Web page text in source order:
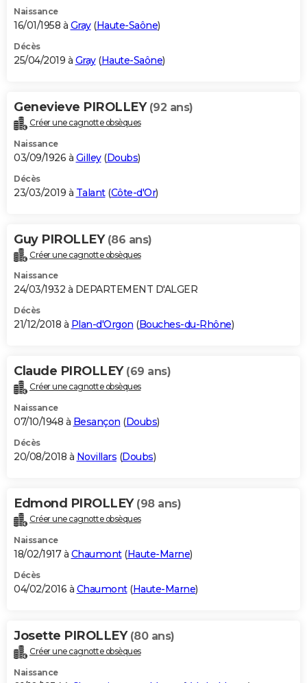
Naissance
16/01/1958 à Gray(Haute-Saône)
Décès
25/04/2019 à Gray(Haute-Saône)
Genevieve PIROLLEY (92 ans)
Créer une cagnotte obsèques
Naissance
03/09/1926 à Gilley(Doubs)
Décès
23/03/2019 à Talant(Côte-d'Or)
Guy PIROLLEY (86 ans)
Créer une cagnotte obsèques
Naissance
24/03/1932 à DEPARTEMENT D'ALGER
Décès
21/12/2018 à Plan-d'Orgon (Bouches-du-Rhône)
Claude PIROLLEY (69 ans)
Créer une cagnotte obsèques
Naissance
07/10/1948 à Besançon (Doubs)
Décès
20/08/2018 à Novillars (Doubs)
Edmond PIROLLEY (98 ans)
Créer une cagnotte obsèques
Naissance
18/02/1917 à Chaumont(Haute-Marne)
Décès
04/02/2016 à Chaumont(Haute-Marne)
Josette PIROLLEY (80 ans)
Créer une cagnotte obsèques
Naissance